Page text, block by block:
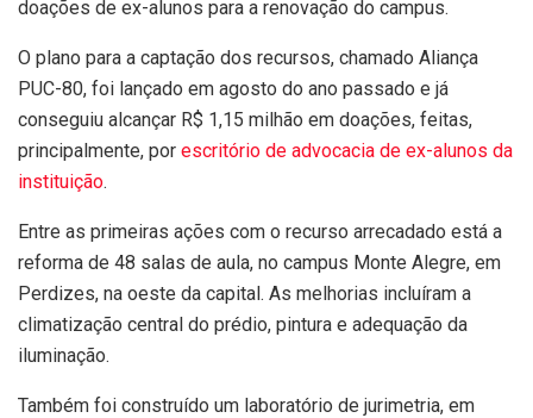
doações de ex-alunos para a renovação do campus.
O plano para a captação dos recursos, chamado Aliança
PUC-80, foi lançado em agosto do ano passado e já
conseguiu alcançar R$ 1,15 milhão em doações, feitas,
principalmente, por escritório de advocacia de ex-alunos da
instituição.
Entre as primeiras ações com o recurso arrecadado está a
reforma de 48 salas de aula, no campus Monte Alegre, em
Perdizes, na oeste da capital. As melhorias incluíram a
climatização central do prédio, pintura e adequação da
iluminação.
Também foi construído um laboratório de jurimetria, em